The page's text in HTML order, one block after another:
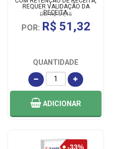
REQUER VALIDAÇÃO DA
RECEITA.
DE: R$ 64,15
POR: R$ 51,32
QUANTIDADE
ADICIONAR